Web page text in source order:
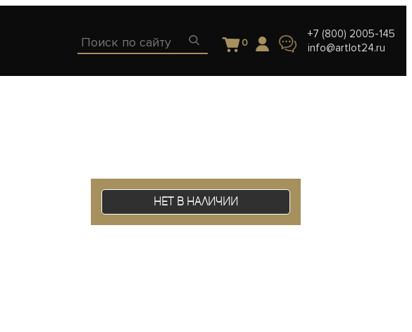
0
+7 (800) 2005-145
info@artlot24.ru
Нет в наличии